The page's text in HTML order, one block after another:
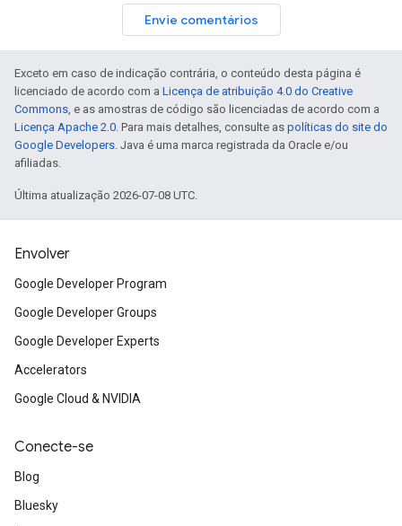
Envie comentários
Exceto em caso de indicação contrária, o conteúdo desta página é
licenciado de acordo com a Licença de atribuição 4.0 do Creative
Commons, e as amostras de código são licenciadas de acordo com a
Licença Apache 2.0. Para mais detalhes, consulte as políticas do site do
Google Developers. Java é uma marca registrada da Oracle e/ou
afiliadas.
Última atualização 2026-07-08 UTC.
Envolver
Google Developer Program
Google Developer Groups
Google Developer Experts
Accelerators
Google Cloud & NVIDIA
Conecte-se
Blog
Bluesky